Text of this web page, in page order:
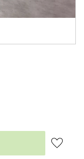
Lägg till